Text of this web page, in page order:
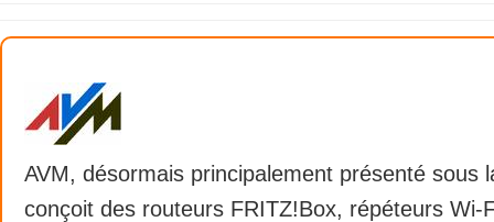
AVM, désormais principalement présenté sous
conçoit des routeurs FRITZ!Box, répéteurs Wi-